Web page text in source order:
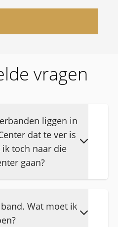
vragen
liggen in
dat te ver is
toch naar die
gaan?
laat weten naar
je de banden wil
Wat moet ik